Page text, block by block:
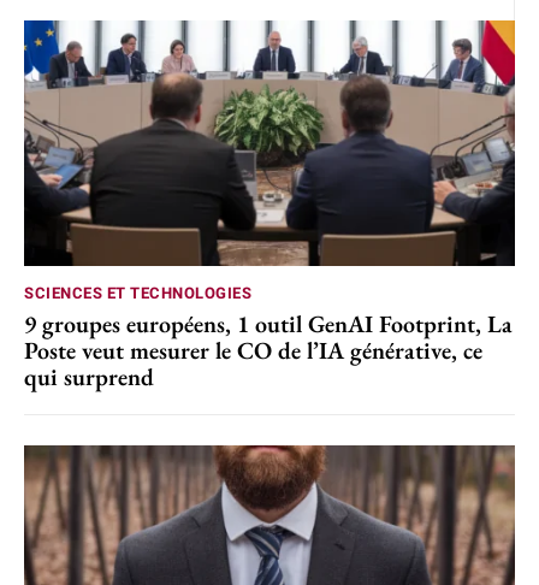
SCIENCES ET TECHNOLOGIES
9 groupes européens, 1 outil GenAI Footprint, La
Poste veut mesurer le CO de l’IA générative, ce
qui surprend